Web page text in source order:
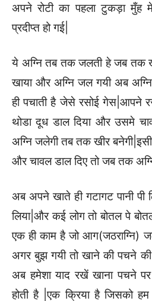
अपने रोटी का पहला टुकड़ा मुँह
प्रदीप्त हो गई|
ये अग्नि तब तक जलती हे जब तक
खाया और अग्नि जल गयी अब
ही पचाती है जेसे रसोई गेस|आपने
थोडा दूध डाल दिया और उसमे
अग्नि जलेगी तब तक खीर
और चावल डाल दिए तो जब तक
अब अपने खाते ही गटागट पानी पी
लिया|और कई लोग तो बोतल पे
एक ही काम है जो आग(जठराग्नि)
अगर बुझ गयी तो खाने की पचने की
अब हमेशा याद रखें खाना पचने पर
होती है |एक क्रिया है जिसको